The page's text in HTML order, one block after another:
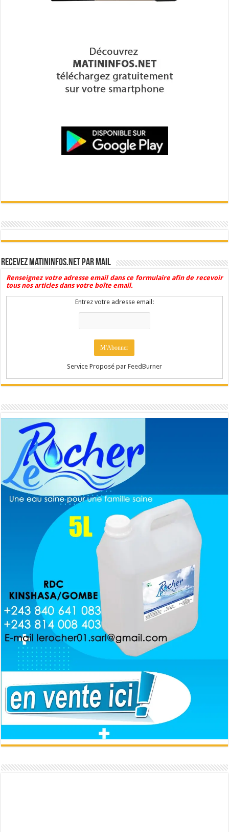
Recevez Matininfos.net par mail
Renseignez votre adresse email dans ce formulaire afin de recevoir
tous nos articles dans votre boîte email.
Entrez votre adresse email:
Service Proposé par FeedBurner